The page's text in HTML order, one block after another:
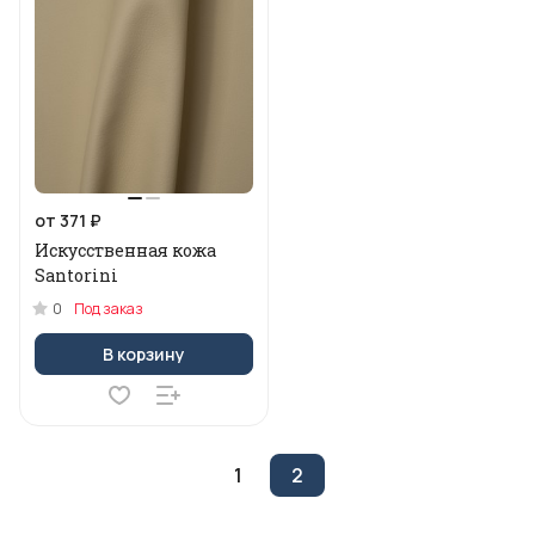
от 371 ₽
Искусственная кожа
Santorini
0 Под заказ
В корзину
1 2